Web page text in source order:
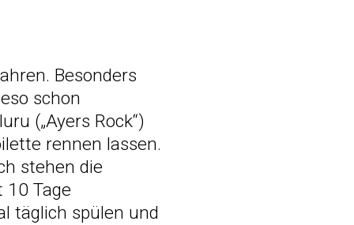
Besonders
schon
(„Ayers Rock“)
rennen lassen.
stehen die
10 Tage
täglich spülen und